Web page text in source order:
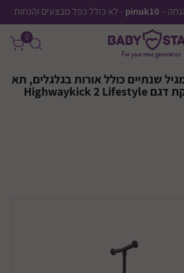
pinuk10 - לא כולל כפל מבצעים והנחות
0
שנתיים כולל אורות בגלגלים, תא
אכסון וידית מתנקת דגם Highwaykick 2 Lifestyle